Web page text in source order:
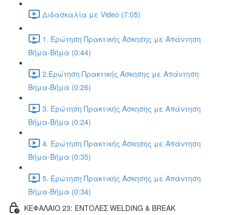
Διδασκαλία με Video (7:05)
1. Ερώτηση Πρακτικής Άσκησης με Απάντηση
Βήμα-Βήμα (0:44)
2.Ερώτηση Πρακτικής Άσκησης με Απάντηση
Βήμα-Βήμα (0:26)
3. Ερώτηση Πρακτικής Άσκησης με Απάντηση
Βήμα-Βήμα (0:24)
4. Ερώτηση Πρακτικής Άσκησης με Απάντηση
Βήμα-Βήμα (0:35)
5. Ερώτηση Πρακτικής Άσκησης με Απάντηση
Βήμα-Βήμα (0:34)
ΚΕΦΑΛΑΙΟ 23: ΕΝΤΟΛΕΣ WELDING & BREAK